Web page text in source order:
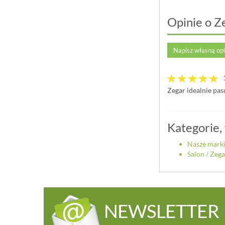
Opinie o
Napisz własną
Zegar idealnie
Nasze marki
Salon /
NEWSLETTER